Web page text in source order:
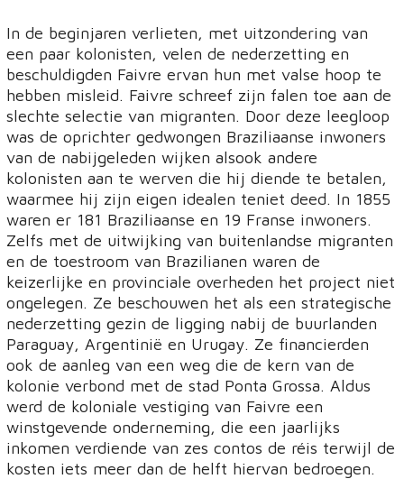
In de beginjaren verlieten, met uitzondering van
een paar kolonisten, velen de nederzetting en
beschuldigden Faivre ervan hun met valse hoop te
hebben misleid. Faivre schreef zijn falen toe aan de
slechte selectie van migranten. Door deze leegloop
was de oprichter gedwongen Braziliaanse inwoners
van de nabijgeleden wijken alsook andere
kolonisten aan te werven die hij diende te betalen,
waarmee hij zijn eigen idealen teniet deed. In 1855
waren er 181 Braziliaanse en 19 Franse inwoners.
Zelfs met de uitwijking van buitenlandse migranten
en de toestroom van Brazilianen waren de
keizerlijke en provinciale overheden het project niet
ongelegen. Ze beschouwen het als een strategische
nederzetting gezin de ligging nabij de buurlanden
Paraguay, Argentinië en Urugay. Ze financierden
ook de aanleg van een weg die de kern van de
kolonie verbond met de stad Ponta Grossa. Aldus
werd de koloniale vestiging van Faivre een
winstgevende onderneming, die een jaarlijks
inkomen verdiende van zes contos de réis terwijl de
kosten iets meer dan de helft hiervan bedroegen.